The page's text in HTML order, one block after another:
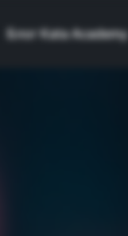
Блог Kata Academy